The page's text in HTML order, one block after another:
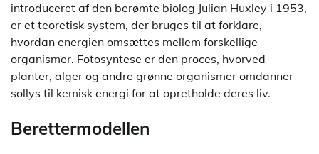
introduceret af den berømte biolog Julian Huxley i 1953,
er et teoretisk system, der bruges til at forklare,
hvordan energien omsættes mellem forskellige
organismer. Fotosyntese er den proces, hvorved
planter, alger og andre grønne organismer omdanner
sollys til kemisk energi for at opretholde deres liv.
Berettermodellen